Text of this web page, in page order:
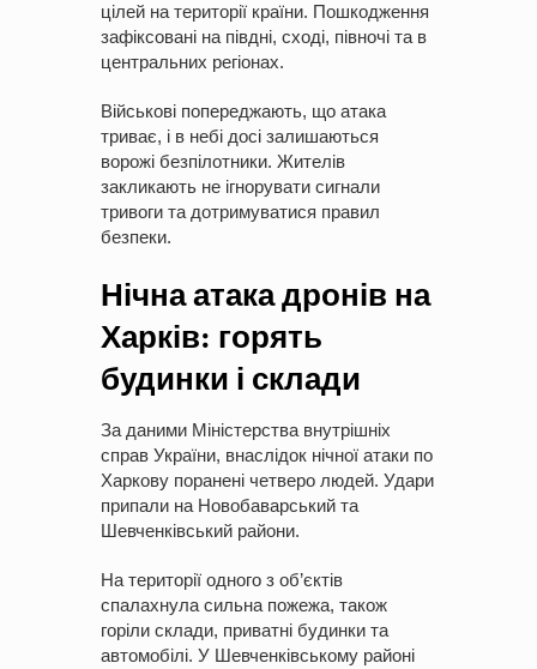
цілей на території країни. Пошкодження
зафіксовані на півдні, сході, півночі та в
центральних регіонах.
Військові попереджають, що атака
триває, і в небі досі залишаються
ворожі безпілотники. Жителів
закликають не ігнорувати сигнали
тривоги та дотримуватися правил
безпеки.
Нічна атака дронів на
Харків: горять
будинки і склади
За даними Міністерства внутрішніх
справ України, внаслідок нічної атаки по
Харкову поранені четверо людей. Удари
припали на Новобаварський та
Шевченківський райони.
На території одного з об’єктів
спалахнула сильна пожежа, також
горіли склади, приватні будинки та
автомобілі. У Шевченківському районі